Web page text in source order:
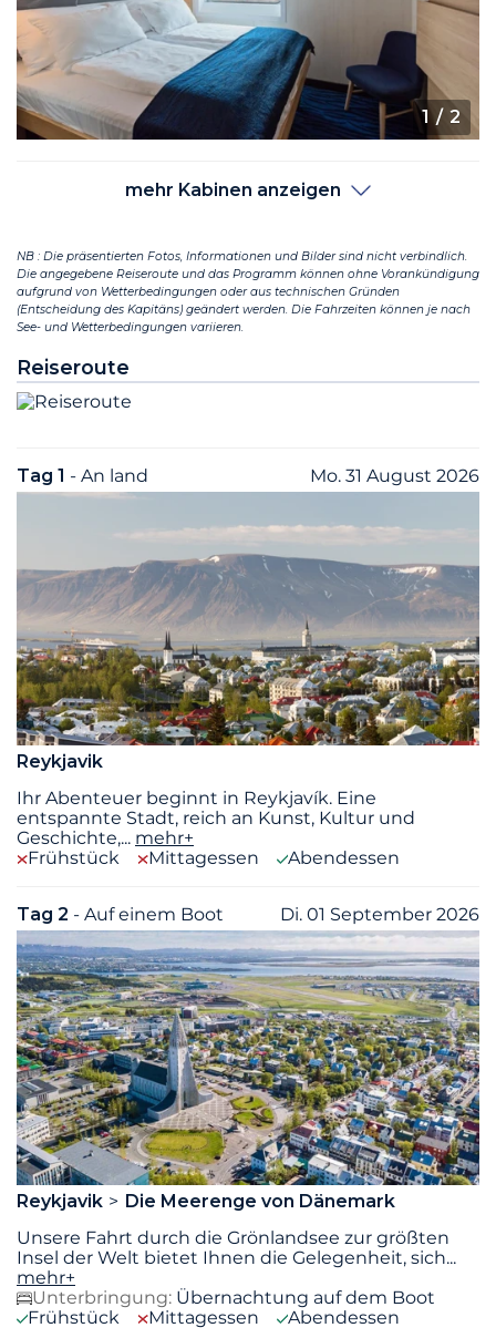
1 / 2
mehr Kabinen anzeigen
NB : Die präsentierten Fotos, Informationen und Bilder sind nicht verbindlich.
Die angegebene Reiseroute und das Programm können ohne Vorankündigung
aufgrund von Wetterbedingungen oder aus technischen Gründen
(Entscheidung des Kapitäns) geändert werden. Die Fahrzeiten können je nach
See- und Wetterbedingungen variieren.
Reiseroute
Tag 1 - An land Mo. 31 August 2026
Reykjavik
Ihr Abenteuer beginnt in Reykjavík. Eine
entspannte Stadt, reich an Kunst, Kultur und
Geschichte,... mehr+
Frühstück
Mittagessen Abendessen
Tag 2 - Auf einem Boot Di. 01 September 2026
Reykjavik
Die Meerenge von Dänemark
Unsere Fahrt durch die Grönlandsee zur größten
Insel der Welt bietet Ihnen die Gelegenheit, sich...
mehr+
Unterbringung: Übernachtung auf dem Boot
Frühstück
Mittagessen Abendessen